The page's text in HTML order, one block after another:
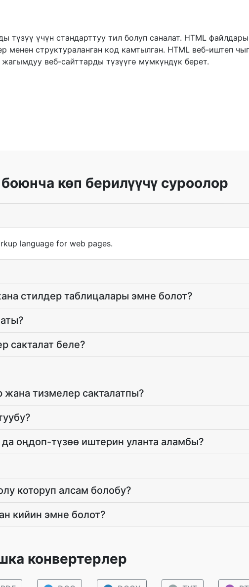
түзүү үчүн стандарттуу тил болуп саналат. HTML
менен структураланган код камтылган. HTML веб-иштеп
веб-сайттарды түзүүгө мүмкүндүк берет.
көп берилүүчү суроолор
language for web pages.
стилдер таблицалары эмне болот?
сакталат беле?
жана тизмелер сакталатпы?
оңдоп-түзөө иштерин уланта аламбы?
которуп алсам болобу?
кийин эмне болот?
конвертерлер